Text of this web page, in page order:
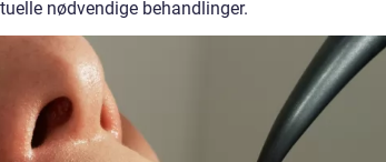
nødvendige behandlinger.